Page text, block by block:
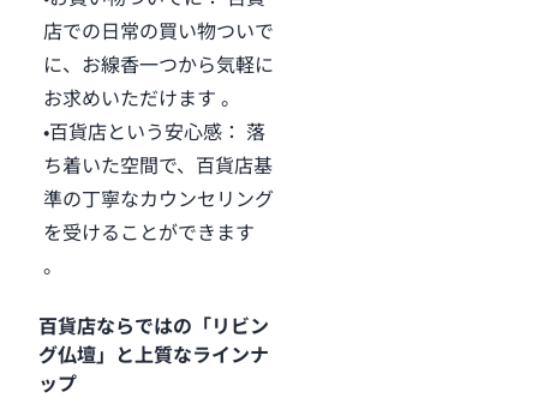
店での日常の買い物ついで
に、お線香一つから気軽に
お求めいただけます 。
•百貨店という安心感： 落
ち着いた空間で、百貨店基
準の丁寧なカウンセリング
を受けることができます
。
百貨店ならではの「リビン
グ仏壇」と上質なラインナ
ップ